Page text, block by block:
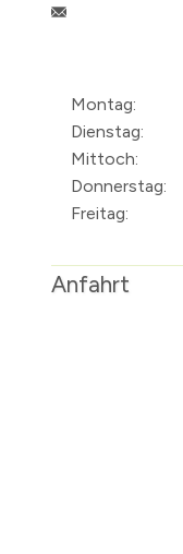
Montag:
Dienstag:
Mittoch:
Donnerstag:
Freitag:
Anfahrt